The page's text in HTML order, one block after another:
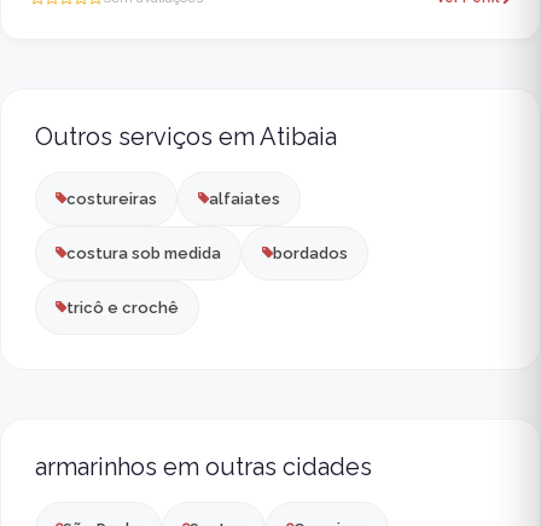
Outros serviços em Atibaia
costureiras alfaiates
costura sob medida bordados
tricô e crochê
armarinhos em outras cidades